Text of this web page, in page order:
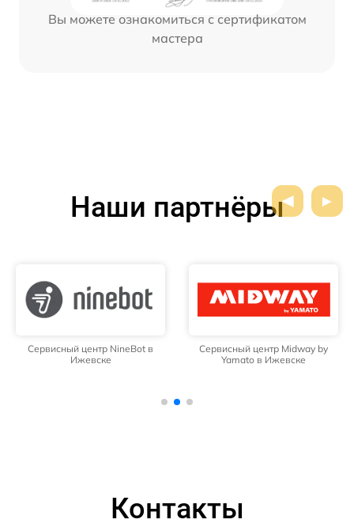
Вы можете ознакомиться с сертификатом
мастера
Наши партнёры
Сервисный центр NineBot в
Ижевске
Сервисный центр Midway by
Yamato в Ижевске
Контакты